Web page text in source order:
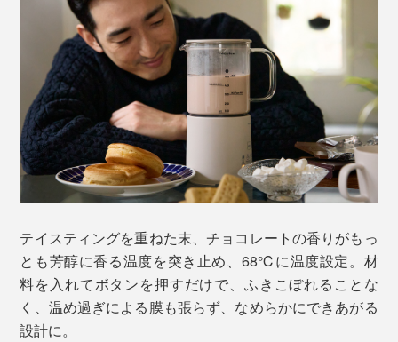
テイスティングを重ねた末、チョコレートの香りがもっ
とも芳醇に香る温度を突き止め、68℃に温度設定。材
料を入れてボタンを押すだけで、ふきこぼれることな
く、温め過ぎによる膜も張らず、なめらかにできあがる
設計に。